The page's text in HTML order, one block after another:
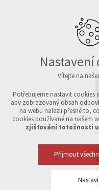
Nastavení
Vítejte na
Potřebujeme nastavit cookies
aby zobrazovaný obsah
na webu nalezli přesně to,
cookies používané na našem
zjišťování totožnosti
Přijmout